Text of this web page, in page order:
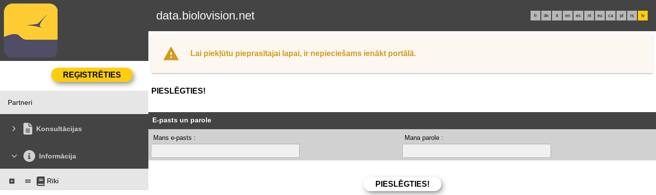
data.biolovision.net fr de it en es nl eu ca pl rs lv
Partneri
Konsultācijas
Informācija
Rīki
Lai piekļūtu pieprasītajai lapai, ir nepieciešams ienākt portālā.
PIESLĒGTIES!
E-pasts un parole
Mans e-pasts : Mana parole :